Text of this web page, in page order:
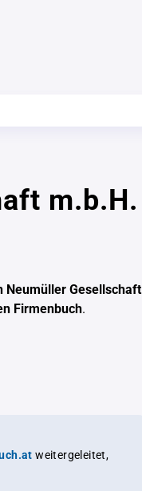
m.b.H.
Neumüller Gesellschaft
Firmenbuch.
weitergeleitet,